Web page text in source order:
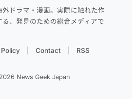
ドラマ・漫画。実際に触れた作
、発見のための総合メディアで
Contact RSS
News Geek Japan